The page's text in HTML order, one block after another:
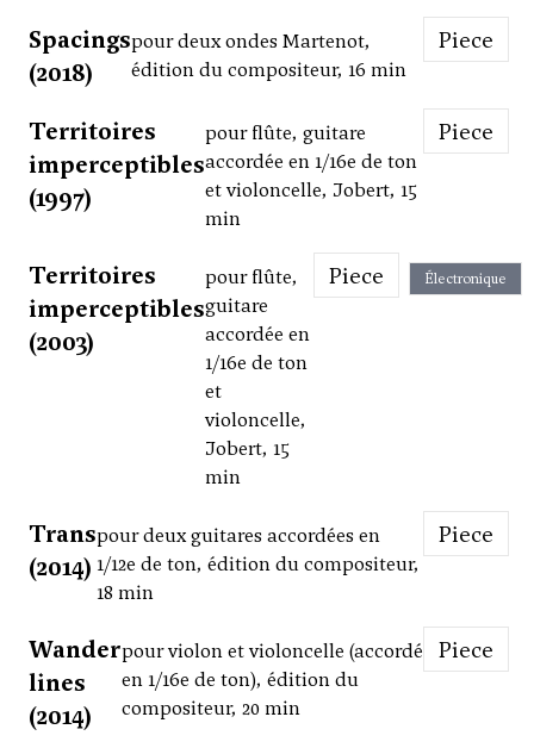
Spacings
(2018)
pour deux ondes Martenot,
édition du compositeur, 16 min
Piece
Territoires
imperceptibles
(1997)
pour flûte, guitare
accordée en 1/16e de ton
et violoncelle, Jobert, 15
min
Piece
Territoires
imperceptibles
(2003)
pour flûte,
guitare
accordée en
1/16e de ton
et
violoncelle,
Jobert, 15
min
Piece Électronique
Trans
(2014)
pour deux guitares accordées en
1/12e de ton, édition du compositeur,
18 min
Piece
Wander
lines
(2014)
pour violon et violoncelle (accordé
en 1/16e de ton), édition du
compositeur, 20 min
Piece